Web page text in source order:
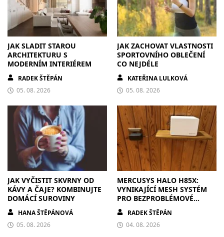
JAK SLADIT STAROU
ARCHITEKTURU S
MODERNÍM INTERIÉREM
RADEK ŠTĚPÁN
05. 08. 2026
JAK ZACHOVAT VLASTNOSTI
SPORTOVNÍHO OBLEČENÍ
CO NEJDÉLE
KATEŘINA LULKOVÁ
05. 08. 2026
JAK VYČISTIT SKVRNY OD
KÁVY A ČAJE? KOMBINUJTE
DOMÁCÍ SUROVINY
HANA ŠTĚPÁNOVÁ
05. 08. 2026
MERCUSYS HALO H85X:
VYNIKAJÍCÍ MESH SYSTÉM
PRO BEZPROBLÉMOVÉ
PŘIPOJENÍ V KAŽDÉ
DOMÁCNOSTI
RADEK ŠTĚPÁN
04. 08. 2026